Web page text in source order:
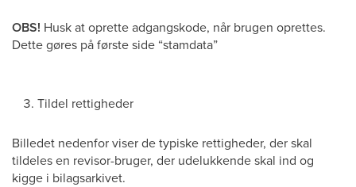
OBS! Husk at oprette adgangskode, når brugen oprettes.
Dette gøres på første side “stamdata”
Tildel rettigheder
Billedet nedenfor viser de typiske rettigheder, der skal
tildeles en revisor-bruger, der udelukkende skal ind og
kigge i bilagsarkivet.